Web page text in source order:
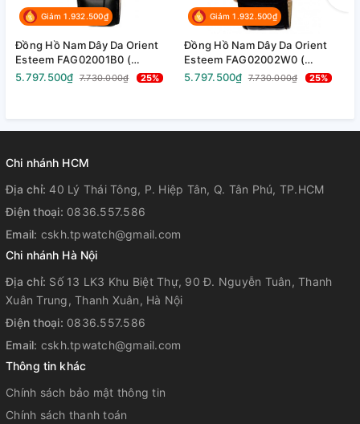
Thông số kỹ thuật
Chức năng Giờ, phút
Giảm 1.932.500₫
Đồng Hồ Nam Dây Da Orient
Esteem FAG02001B0 (
SAG02001B0 ) ( TAG02001B0 )
5.797.500₫ 7.730.000₫ 25%
Giảm 1.932.500₫
Đồng Hồ Nam Dây Da Orient
Esteem FAG02002W0 (
SAG02002W0 ) (
5.797.500₫ 7.730.000₫ 25%
Chi nhánh HCM
Địa chỉ: 40 Lý Thái Tông, P. Hiệp Tân, Q. Tân Phú, TP.HCM
Điện thoại: 0836.557.586
Email: cskh.tpwatch@gmail.com
Chi nhánh Hà Nội
Địa chỉ: Số 13 LK3 Khu Biệt Thự, 90 Đ. Nguyễn Tuân, Thanh
Xuân Trung, Thanh Xuân, Hà Nội
Điện thoại: 0836.557.586
Email: cskh.tpwatch@gmail.com
Thông tin khác
Chính sách bảo mật thông tin
Chính sách thanh toán